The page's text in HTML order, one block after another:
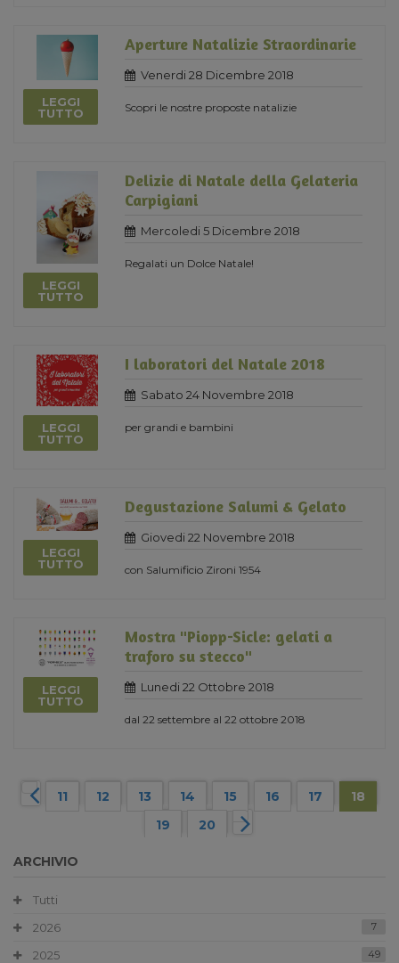
LEGGI
TUTTO
Aperture Natalizie Straordinarie
Venerdi 28 Dicembre 2018
Scopri le nostre proposte natalizie
LEGGI
TUTTO
Delizie di Natale della Gelateria
Carpigiani
Mercoledi 5 Dicembre 2018
Regalati un Dolce Natale!
LEGGI
TUTTO
I laboratori del Natale 2018
Sabato 24 Novembre 2018
per grandi e bambini
LEGGI
TUTTO
Degustazione Salumi & Gelato
Giovedi 22 Novembre 2018
con Salumificio Zironi 1954
LEGGI
TUTTO
Mostra "Piopp-Sicle: gelati a
traforo su stecco"
Lunedi 22 Ottobre 2018
dal 22 settembre al 22 ottobre 2018
11 12 13 14 15 16 17
18
19
20
ARCHIVIO
Tutti
2026
7
2025 49